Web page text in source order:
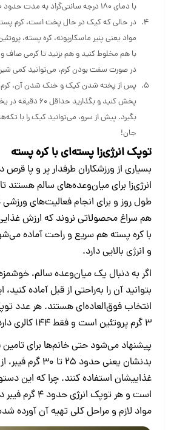
با دمای ۱۸۰ درجه سانتی‌گراد به مدت حدود ۲۰ دقیقه بپزید
در حالی که کیک در حال پخت است، کرم
مواد یعنی پنیر ماسکارپونه، کره پسته،
با هم مخلوط کنید و هم بزنید تا کرمی
در صورت سفت بودن کرم، می‌توانید کمی
پس از پخته شدن کیک و خنک شدن آن، کرم
پخش کنید و بگذارید
بگیرد. پیش از سرو، می‌توانید کیک را با
جان!
توپک انرژی‌زا پسته‌ای با کره پسته
بسیاری از ورزشکاران طرفدار پر و پا
انرژی‌زا برای میان‌وعده‌های سالم هستند
طول روز و برای انجام فعالیت‌های
هم سراغ محصولاتی نروند که ارزش غذایی
با کره پسته هم سریع و راحت آماده
و انرژی بالایی دارد.
اگر به دنبال یک میان‌وعده سالم،
بتوانید آن را به‌راحتی از قبل آماده
۳ گرم پروتئین است و فقط ۱۴۴ کالری دارد!
پیشنهاد می‌شود حتی خانم‌ها برای تامین
بدنشان یعنی حدود
غذاییشان استفاده کنند. چرا که این
است و هر توپک
مواد لازم و مراحل کلی تهیه آن آورده